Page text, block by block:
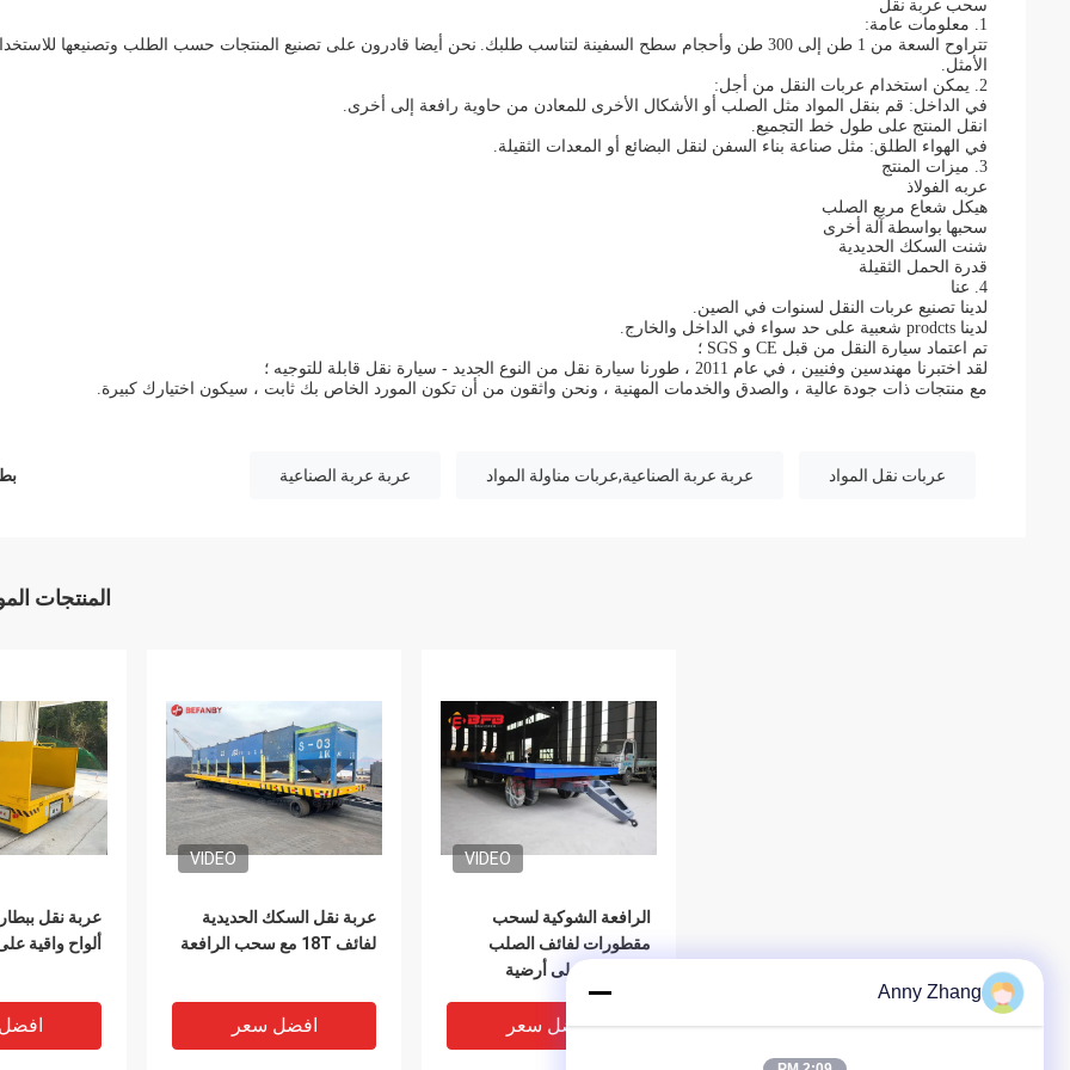
سحب عربة نقل
1. معلومات عامة:
تتراوح السعة من 1 طن إلى 300 طن وأحجام سطح السفينة لتناسب طلبك.
نحن أيضا قادرون على تصنيع المنتجات حسب الطلب وتصنيعها
الأمثل.
2. يمكن استخدام عربات النقل من أجل:
في الداخل: قم بنقل المواد مثل الصلب أو الأشكال الأخرى للمعادن من حاوية رافعة إلى أخرى.
انقل المنتج على طول خط التجميع.
في الهواء الطلق: مثل صناعة بناء السفن لنقل البضائع أو المعدات الثقيلة.
3. ميزات المنتج
عربه الفولاذ
هيكل شعاع مربع الصلب
سحبها بواسطة آلة أخرى
شنت السكك الحديدية
قدرة الحمل الثقيلة
4. عنا
لدينا تصنيع عربات النقل لسنوات في الصين.
لدينا prodcts شعبية على حد سواء في الداخل والخارج.
تم اعتماد سيارة النقل من قبل CE و SGS ؛
لقد اختبرنا مهندسين وفنيين ، في عام 2011 ، طورنا سيارة نقل من النوع الجديد - سيارة نقل قابلة للتوجيه ؛
مع منتجات ذات جودة عالية ، والصدق والخدمات المهنية ، ونحن واثقون من أن تكون المورد الخاص بك ثابت ، سيكون اختيارك كبيرة.
عربات نقل المواد عربة عربة الصناعية,عربات مناولة المواد عربة عربة الصناعية
المنتجات
ألواح واقية
VIDEO
عربة نقل السكك الحديدية
لفائف 18T مع سحب الرافعة
افضل سعر
VIDEO
الرافعة الشوكية لسحب
مقطورات لفائف الصلب
المسطحة على أرضية
الأسمنت
افضل سعر
Anny Zhang